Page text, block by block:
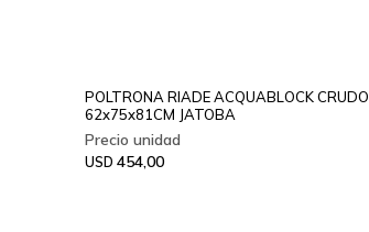
POLTRONA RIADE ACQUABLOCK CRUDO
62x75x81CM JATOBA
USD 454,00